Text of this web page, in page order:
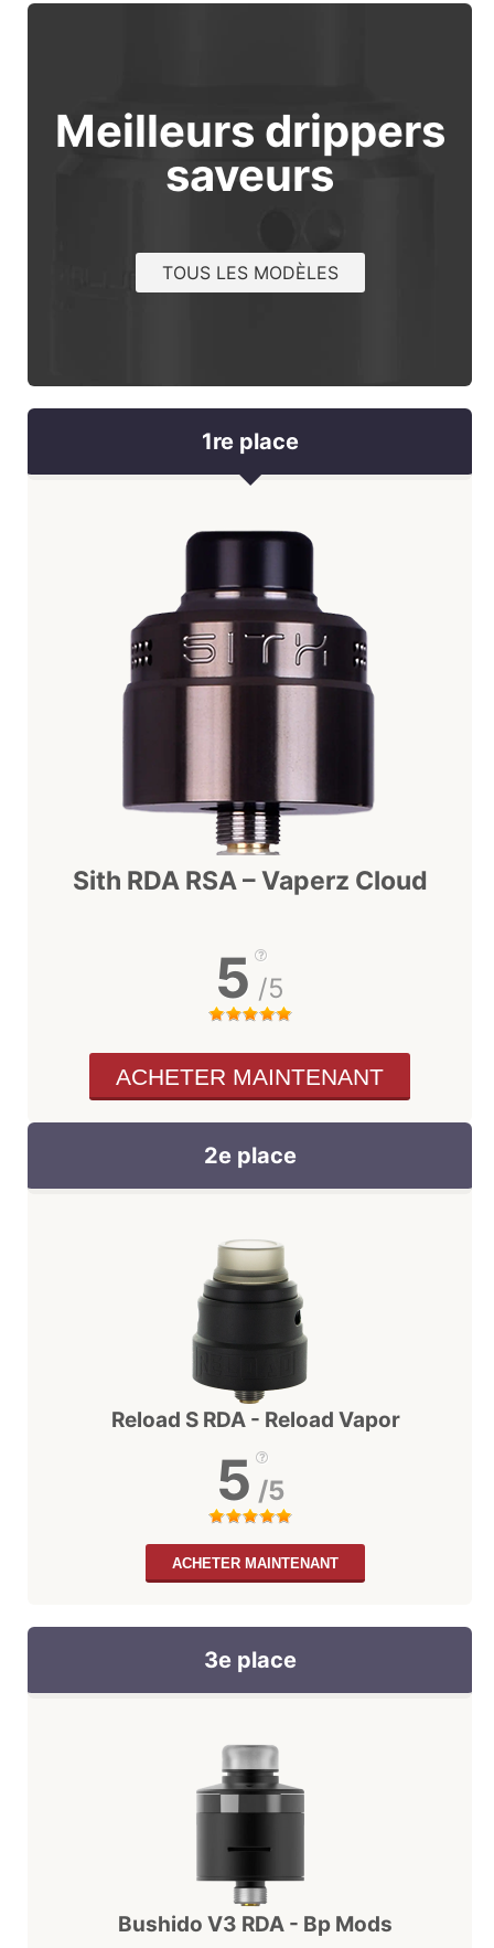
Meilleurs drippers
saveurs
TOUS LES MODÈLES
1re place
Sith RDA RSA – Vaperz Cloud
5 /5
ACHETER MAINTENANT
2e place
Reload S RDA - Reload Vapor
5 /5
ACHETER MAINTENANT
3e place
Bushido V3 RDA - Bp Mods